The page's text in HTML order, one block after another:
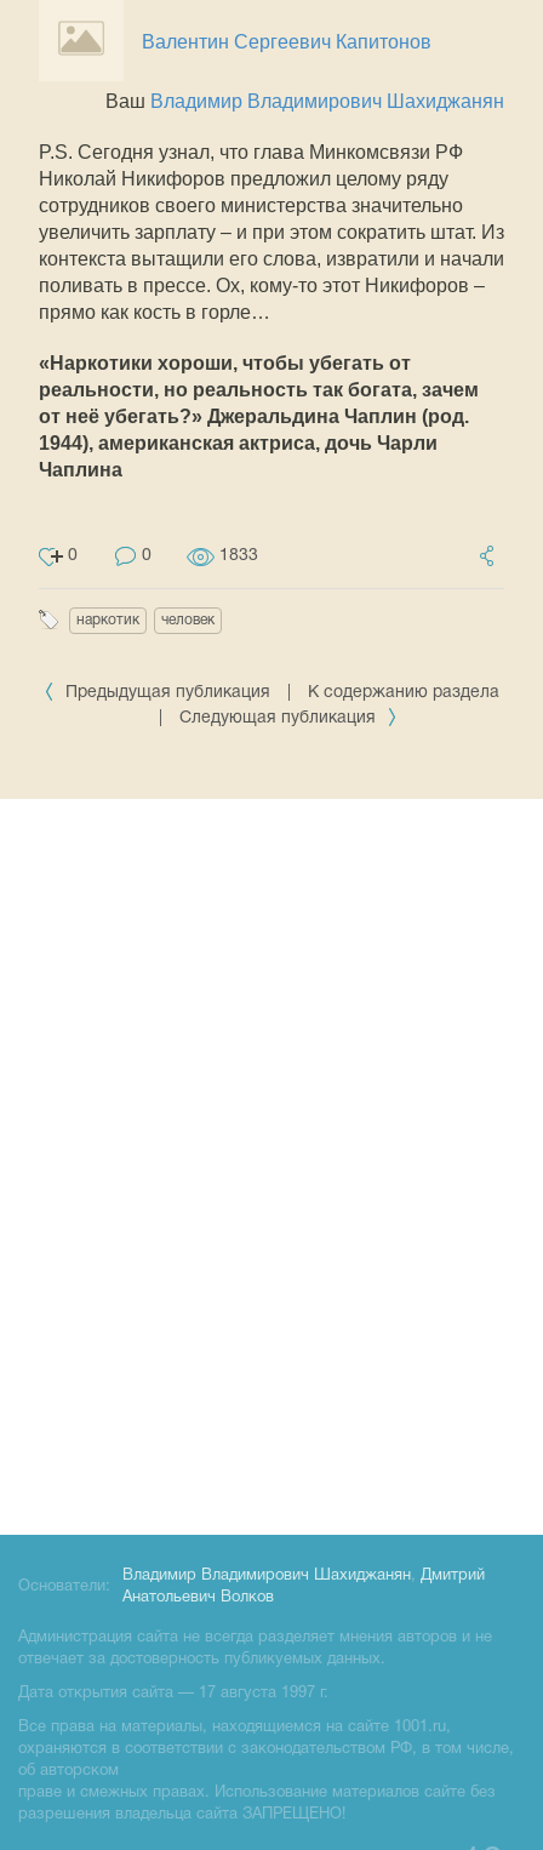
Валентин Сергеевич Капитонов
Ваш Владимир Владимирович Шахиджанян
P.S. Сегодня узнал, что глава Минкомсвязи РФ
Николай Никифоров предложил целому ряду
сотрудников своего министерства значительно
увеличить зарплату – и при этом сократить штат. Из
контекста вытащили его слова, извратили и начали
поливать в прессе. Ох, кому-то этот Никифоров –
прямо как кость в горле…
«Наркотики хороши, чтобы убегать от
реальности, но реальность так богата, зачем
от неё убегать?» Джеральдина Чаплин (род.
1944), американская актриса, дочь Чарли
Чаплина
0 0 1833
наркотик человек
Предыдущая публикация
К содержанию раздела
Следующая публикация
Основатели:
Владимир Владимирович Шахиджанян, Дмитрий
Анатольевич Волков
Администрация сайта не всегда разделяет мнения авторов и не
отвечает за достоверность публикуемых данных.
Дата открытия сайта — 17 августа 1997 г.
Все права на материалы, находящиемся на сайте 1001.ru,
охраняются в соответствии с законодательством РФ, в том числе,
об авторском
праве и смежных правах. Использование материалов сайте без
разрешения владельца сайта ЗАПРЕЩЕНО!